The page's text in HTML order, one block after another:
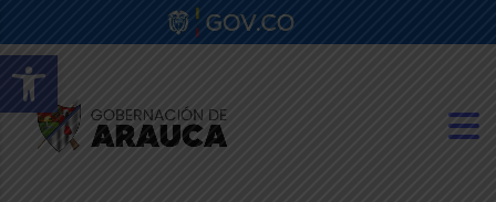
Abrir barra de herramientas